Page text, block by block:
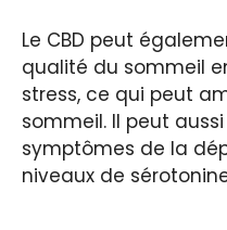
Le CBD peut
qualité du sommeil
stress, ce qui peut
sommeil. Il peut
symptômes de la
niveaux de